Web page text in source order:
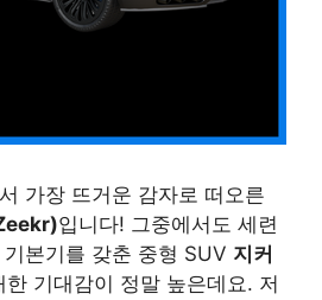
가장 뜨거운 감자로 떠오른
입니다! 그중에서도 세련
본기를 갖춘 중형 SUV 지커
한 기대감이 정말 높은데요. 저